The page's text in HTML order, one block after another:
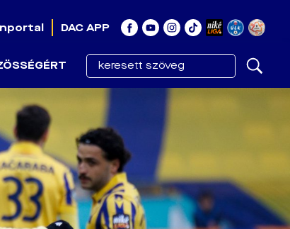
DAC APP